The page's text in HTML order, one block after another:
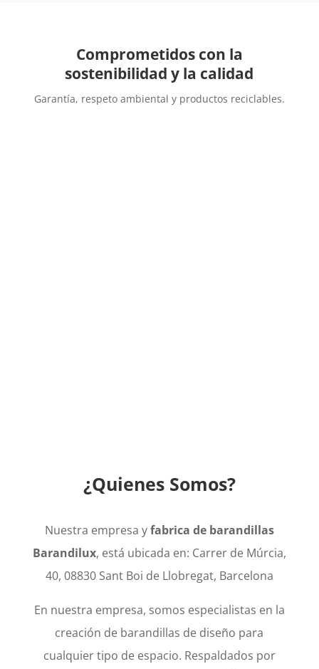
Comprometidos con la
sostenibilidad y la calidad
Garantía, respeto ambiental y productos reciclables.
¿Quienes Somos?
Nuestra empresa yfabrica de barandillas
Barandilux, está ubicada en: Carrer de Múrcia,
40, 08830 Sant Boi de Llobregat, Barcelona
En nuestra empresa, somos especialistas en la
creación de barandillas de diseño para
cualquier tipo de espacio. Respaldados por